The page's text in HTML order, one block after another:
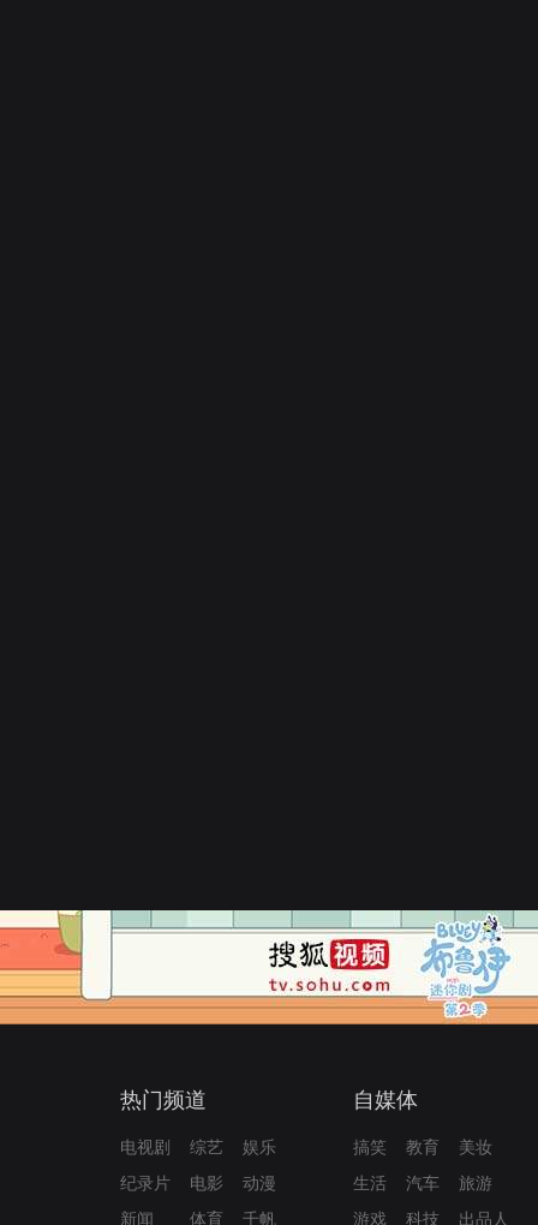
热门频道
电视剧 综艺
娱乐
纪录片
电影
动漫
新闻
体育 千帆
自媒体
搞笑 教育
美妆
生活
汽车
旅游
游戏
科技 出品人